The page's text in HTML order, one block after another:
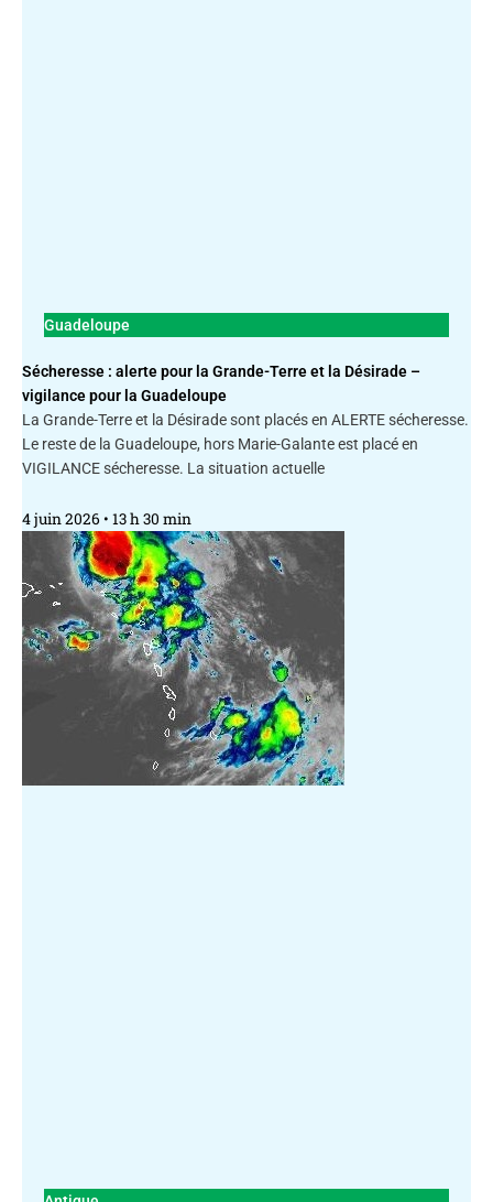
Guadeloupe
Sécheresse : alerte pour la Grande-Terre et la Désirade –
vigilance pour la Guadeloupe
La Grande-Terre et la Désirade sont placés en ALERTE sécheresse.
Le reste de la Guadeloupe, hors Marie-Galante est placé en
VIGILANCE sécheresse. La situation actuelle
4 juin 2026 13 h 30 min